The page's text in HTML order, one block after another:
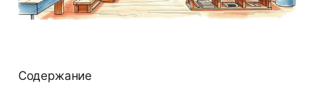
Содержание